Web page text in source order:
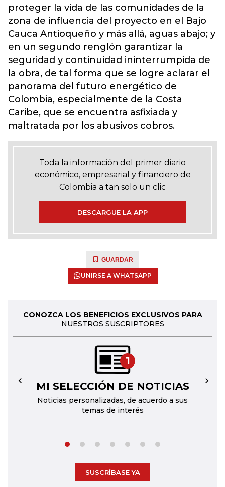
proteger la vida de las comunidades de la
zona de influencia del proyecto en el Bajo
Cauca Antioqueño y más allá, aguas abajo; y
en un segundo renglón garantizar la
seguridad y continuidad ininterrumpida de
la obra, de tal forma que se logre aclarar el
panorama del futuro energético de
Colombia, especialmente de la Costa
Caribe, que se encuentra asfixiada y
maltratada por los abusivos cobros.
Toda la información del primer diario
económico, empresarial y financiero de
Colombia a tan solo un clic
DESCARGUE LA APP
GUARDAR
UNIRSE A WHATSAPP
CONOZCA LOS BENEFICIOS EXCLUSIVOS PARA
NUESTROS SUSCRIPTORES
1
MI SELECCIÓN DE NOTICIAS
Noticias personalizadas, de acuerdo a sus
temas de interés
← →
SUSCRÍBASE YA